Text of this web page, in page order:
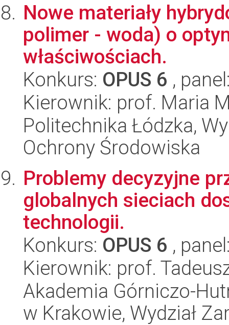
Nowe materiały
polimer - woda) o
właściwościach.
Konkurs: OPUS 6 ,
Kierownik: prof. Maria
Politechnika Łódzka,
Ochrony Środowiska
Problemy decyzyjne
globalnych sieciach
technologii.
Konkurs: OPUS 6 ,
Kierownik: prof.
Akademia Górniczo-
w Krakowie, Wydział